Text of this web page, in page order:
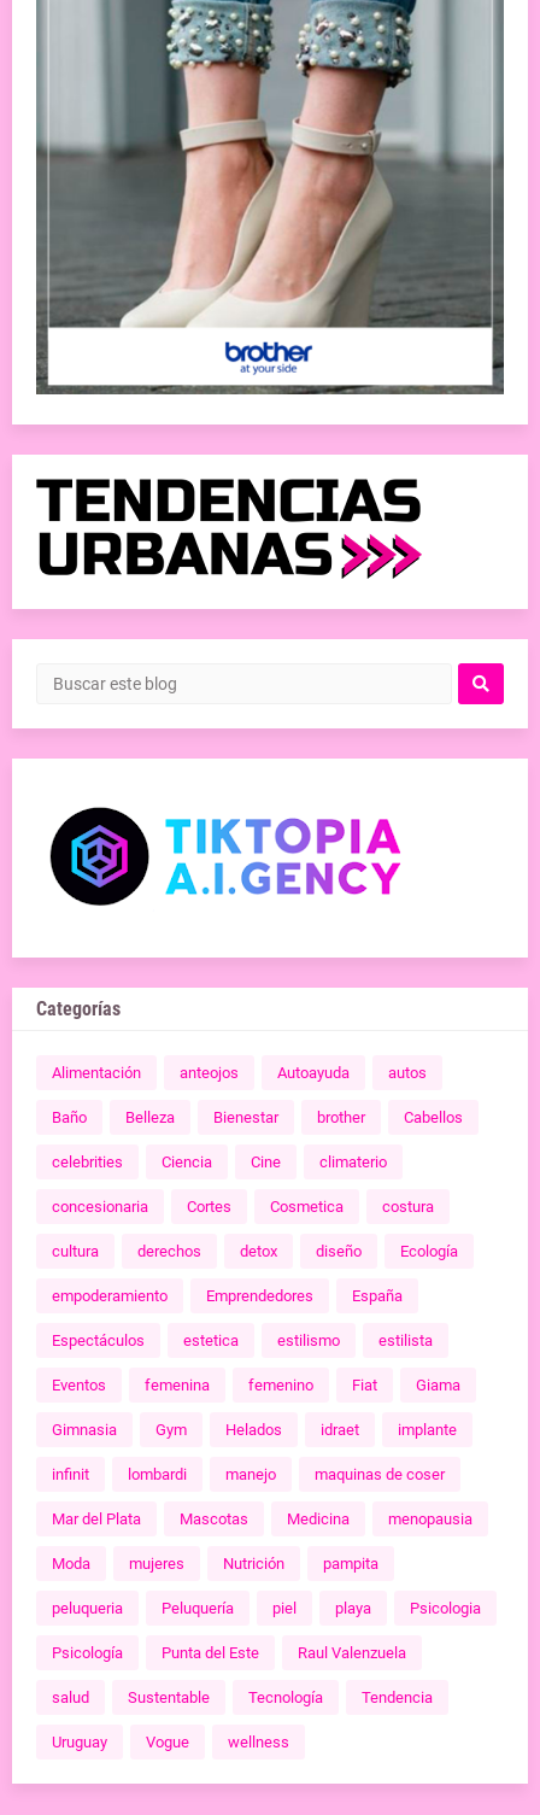
Categorías
Alimentación anteojos Autoayuda autos
Baño Belleza Bienestar brother Cabellos
celebrities Ciencia Cine climaterio
concesionaria Cortes Cosmetica costura
cultura derechos detox diseño Ecología
empoderamiento Emprendedores España
Espectáculos estetica estilismo estilista
Eventos femenina femenino Fiat Giama
Gimnasia Gym Helados idraet implante
infinit lombardi manejo maquinas de coser
Mar del Plata Mascotas Medicina menopausia
Moda mujeres Nutrición pampita
peluqueria Peluquería piel playa Psicologia
Psicología Punta del Este Raul Valenzuela
salud Sustentable Tecnología Tendencia
Uruguay Vogue wellness